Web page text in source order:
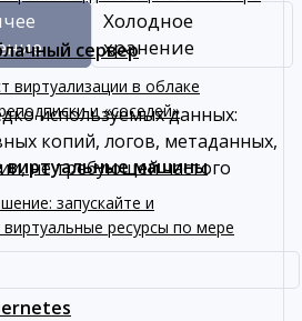
сервер
виртуализации в облаке
и «соседей»
виртуальные машины
запускайте и
ресурсы по мере
Холодное
хранение
используемых данных:
копий, логов, метаданных,
не требующей частого